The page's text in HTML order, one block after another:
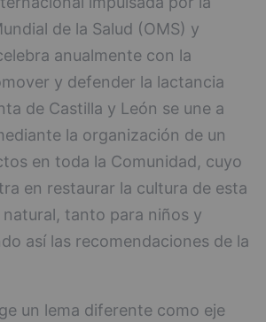
de la Salud (OMS) y
anualmente con la
y defender la lactancia
de Castilla y León se une a
la organización de un
en toda la Comunidad, cuyo
en restaurar la cultura de esta
tanto para niños y
así las recomendaciones de la
un lema diferente como eje